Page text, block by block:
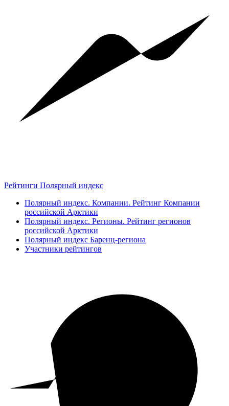
Рейтинги Полярный индекс
Полярный индекс. Компании. Рейтинг Компании
российской Арктики
Полярный индекс. Регионы. Рейтинг регионов
российской Арктики
Полярный индекс Баренц-региона
Участники рейтингов